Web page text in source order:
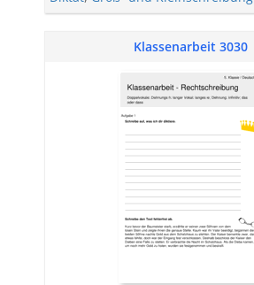
Klassenarbeit 3030